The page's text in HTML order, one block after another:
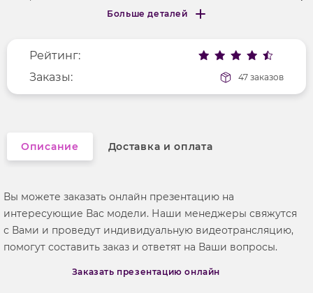
Фактура материала
Больше деталей
Меньше деталей
Рейтинг:
Заказы:
47 заказов
Описание Доставка и оплата
Вы можете заказать онлайн презентацию на
интересующие Вас модели. Наши менеджеры свяжутся
с Вами и проведут индивидуальную видеотрансляцию,
помогут составить заказ и ответят на Ваши вопросы.
Заказать презентацию онлайн